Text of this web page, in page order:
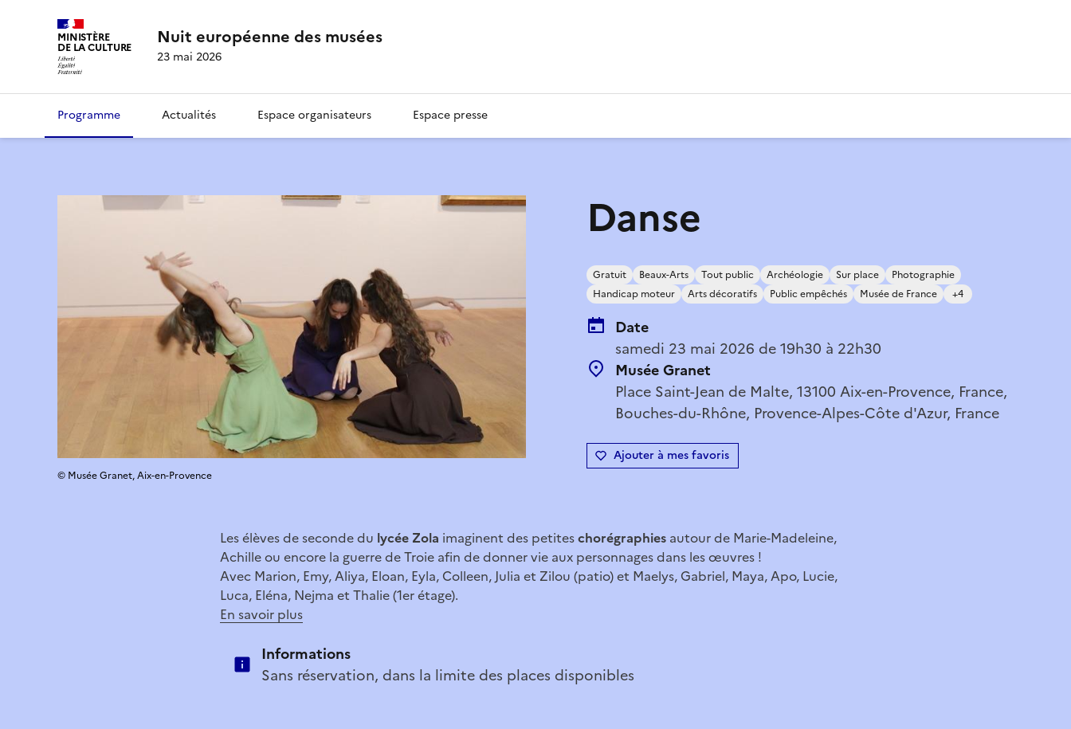
MINISTÈRE
DE LA CULTURE Nuit européenne des musées
23 mai 2026
Programme Actualités Espace organisateurs Espace presse
Danse
Gratuit Beaux-Arts Tout public Archéologie Sur place
Photographie
Handicap moteur
Arts décoratifs Public empêchés Musée de France +4
Date
samedi 23 mai 2026 de 19h30 à 22h30
Musée Granet
Place Saint-Jean de Malte, 13100 Aix-en-Provence, France,
Bouches-du-Rhône, Provence-Alpes-Côte d'Azur, France
Ajouter à mes favoris
© Musée Granet, Aix-en-Provence
Les élèves de seconde du lycée Zola imaginent des petiteschorégraphies autour de Marie-Madeleine,
Achille ou encore la guerre de Troie afin de donner vie aux personnages dans les œuvres !
Avec Marion, Emy, Aliya, Eloan, Eyla, Colleen, Julia et Zilou (patio) et Maelys, Gabriel, Maya, Apo, Lucie,
Luca, Eléna, Nejma et Thalie (1er étage).
En savoir plus
Informations
Sans réservation, dans la limite des places disponibles